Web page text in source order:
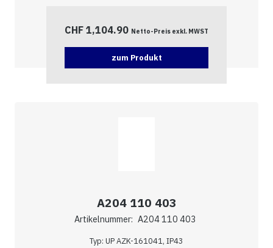
CHF 1,104.90 Netto-Preis exkl. MWST
zum Produkt
A204 110 403
Artikelnummer: A204 110 403
Typ: UP AZK-161041, IP43